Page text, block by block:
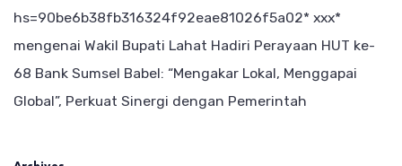
hs=90be6b38fb316324f92eae81026f5a02* ххх*
mengenai Wakil Bupati Lahat Hadiri Perayaan HUT ke-
68 Bank Sumsel Babel: “Mengakar Lokal, Menggapai
Global”, Perkuat Sinergi dengan Pemerintah